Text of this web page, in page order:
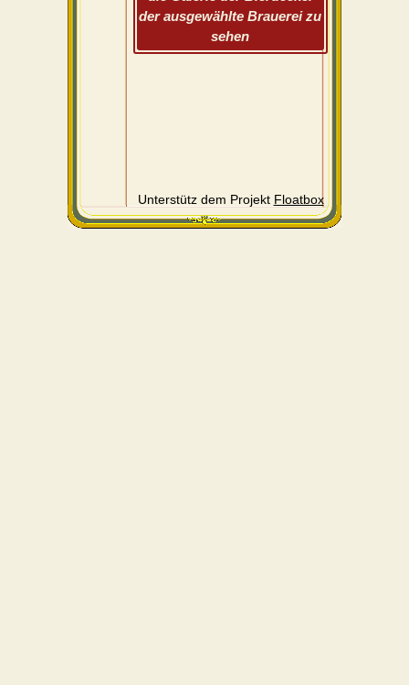
der ausgewählte Brauerei zu
sehen
Unterstütz dem Projekt Floatbox